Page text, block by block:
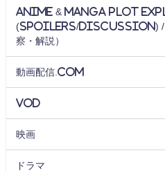
Anime & Manga Plot
(Spoilers/Discussion) / 漫
察・解説）
動画配信.com
VOD
映画
ドラマ